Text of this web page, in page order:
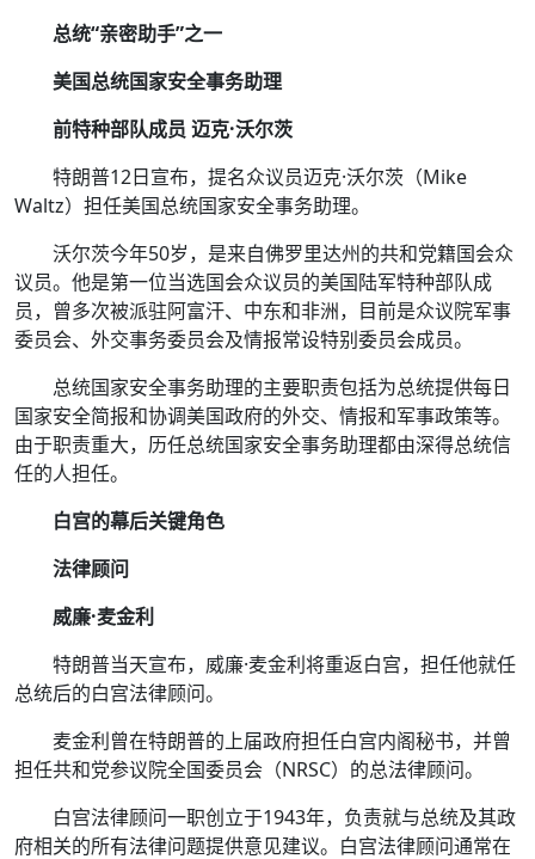
总统“亲密助手”之一
美国总统国家安全事务助理
前特种部队成员 迈克·沃尔茨
特朗普12日宣布，提名众议员迈克·沃尔茨（Mike
Waltz）担任美国总统国家安全事务助理。
沃尔茨今年50岁，是来自佛罗里达州的共和党籍国会众
议员。他是第一位当选国会众议员的美国陆军特种部队成
员，曾多次被派驻阿富汗、中东和非洲，目前是众议院军事
委员会、外交事务委员会及情报常设特别委员会成员。
总统国家安全事务助理的主要职责包括为总统提供每日
国家安全简报和协调美国政府的外交、情报和军事政策等。
由于职责重大，历任总统国家安全事务助理都由深得总统信
任的人担任。
白宫的幕后关键角色
法律顾问
威廉·麦金利
特朗普当天宣布，威廉·麦金利将重返白宫，担任他就任
总统后的白宫法律顾问。
麦金利曾在特朗普的上届政府担任白宫内阁秘书，并曾
担任共和党参议院全国委员会（NRSC）的总法律顾问。
白宫法律顾问一职创立于1943年，负责就与总统及其政
府相关的所有法律问题提供意见建议。白宫法律顾问通常在